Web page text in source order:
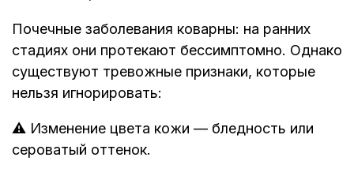
Почечные заболевания коварны: на ранних
стадиях они протекают бессимптомно. Однако
существуют тревожные признаки, которые
нельзя игнорировать:
⚠ Изменение цвета кожи — бледность или
сероватый оттенок.